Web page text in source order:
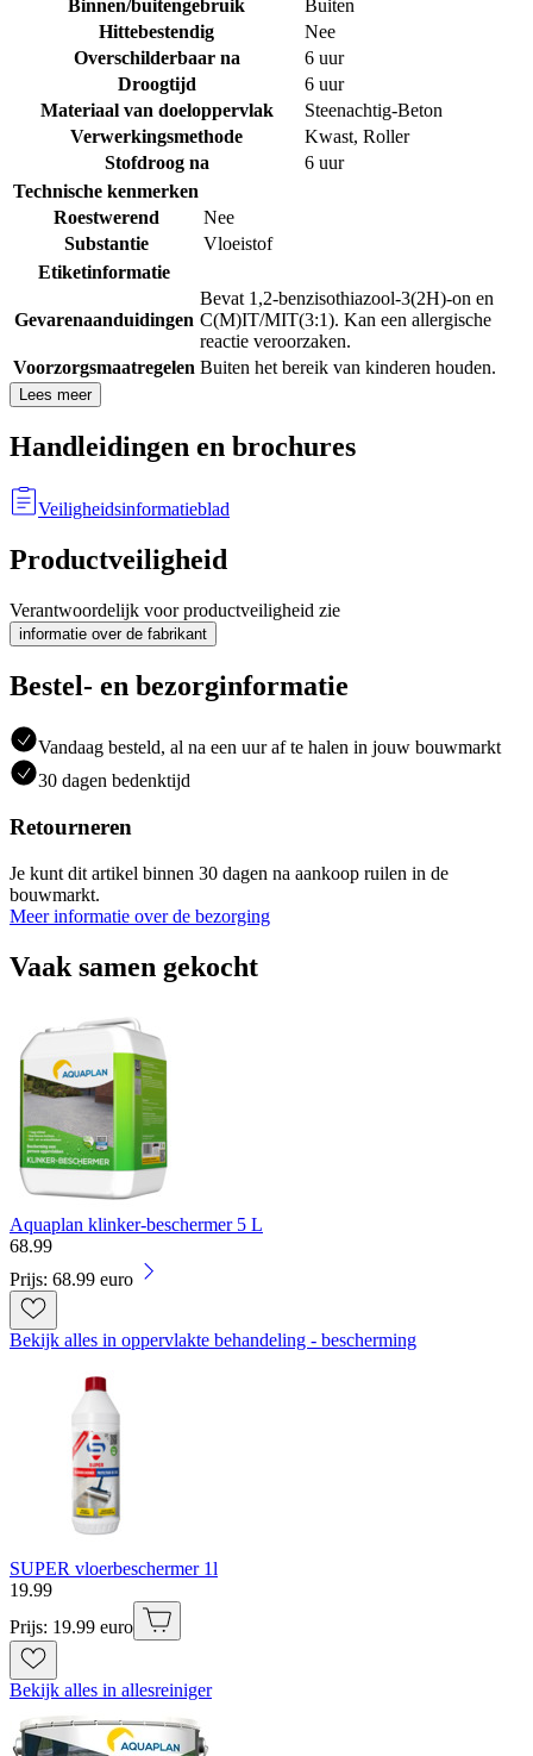
Binnen/buitengebruik
Buiten
Hittebestendig
Nee
Overschilderbaar na
6 uur
Droogtijd
6 uur
Materiaal van doeloppervlak
Steenachtig-Beton
Verwerkingsmethode
Kwast, Roller
Stofdroog na
6 uur
Technische kenmerken
Roestwerend
Nee
Substantie
Vloeistof
Etiketinformatie
Gevarenaanduidingen
Bevat 1,2-benzisothiazool-3(2H)-on en
C(M)IT/MIT(3:1). Kan een allergische
reactie veroorzaken.
Voorzorgsmaatregelen Buiten het bereik van kinderen houden.
Lees meer
Handleidingen en brochures
Veiligheidsinformatieblad
Productveiligheid
Verantwoordelijk voor productveiligheid zie
informatie over de fabrikant
Bestel- en bezorginformatie
Vandaag besteld, al na een uur af te halen in jouw bouwmarkt
30 dagen bedenktijd
Retourneren
Je kunt dit artikel binnen 30 dagen na aankoop ruilen in de
bouwmarkt.
Meer informatie over de bezorging
Vaak samen gekocht
Aquaplan klinker-beschermer 5 L
68.99
Prijs: 68.99 euro
Bekijk alles in oppervlakte behandeling - bescherming
SUPER vloerbeschermer 1l
19.99
Prijs: 19.99 euro
Bekijk alles in allesreiniger